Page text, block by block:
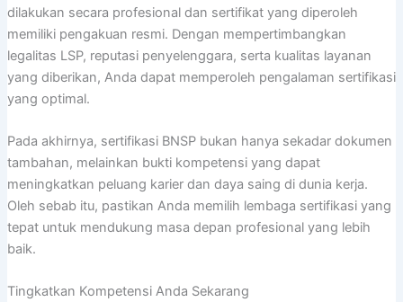
dilakukan secara profesional dan sertifikat yang diperoleh
memiliki pengakuan resmi. Dengan mempertimbangkan
legalitas LSP, reputasi penyelenggara, serta kualitas layanan
yang diberikan, Anda dapat memperoleh pengalaman sertifikasi
yang optimal.
Pada akhirnya, sertifikasi BNSP bukan hanya sekadar dokumen
tambahan, melainkan bukti kompetensi yang dapat
meningkatkan peluang karier dan daya saing di dunia kerja.
Oleh sebab itu, pastikan Anda memilih lembaga sertifikasi yang
tepat untuk mendukung masa depan profesional yang lebih
baik.
Tingkatkan Kompetensi Anda Sekarang